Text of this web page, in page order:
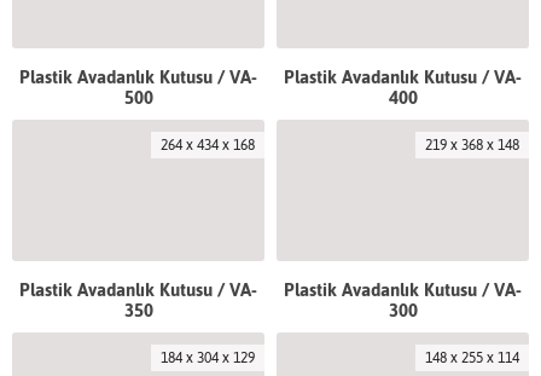
Plastik Avadanlık Kutusu / VA-
500
Plastik Avadanlık Kutusu / VA-
400
264 x 434 x 168
Plastik Avadanlık Kutusu / VA-
350
219 x 368 x 148
Plastik Avadanlık Kutusu / VA-
300
184 x 304 x 129 148 x 255 x 114